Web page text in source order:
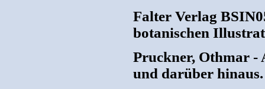
Falter Verlag
botanischen
Pruckner, Othmar -
und darüber